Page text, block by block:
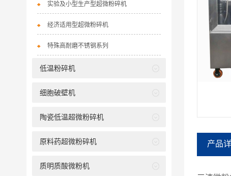
产品
实验及小型生产型超微粉碎机
经济适用型超微粉碎机
特殊高耐磨不锈钢系列
低温粉碎机
细胞破壁机
陶瓷低温超微粉碎机
原料药超微粉碎机
质明质酸微粉机